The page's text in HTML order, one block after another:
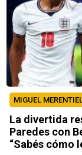
MIGUEL
La divertida
Paredes con
“Sabés cómo